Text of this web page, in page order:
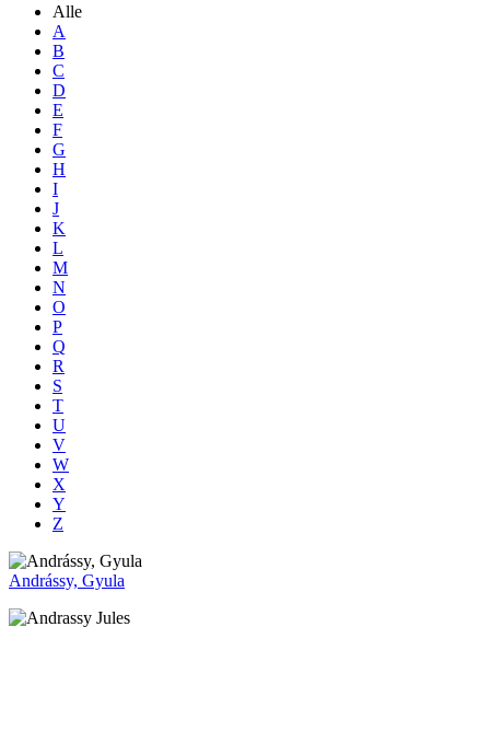
Alle
A
B
C
D
E
F
G
H
I
J
K
L
M
N
O
P
Q
R
S
T
U
V
W
X
Y
Z
Andrássy, Gyula